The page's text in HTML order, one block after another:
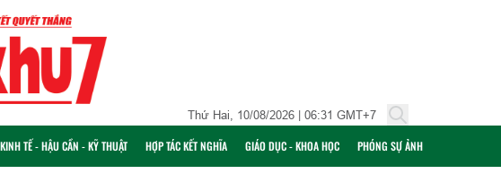
Thứ Hai, 10/08/2026 | 06:31 GMT+7
KINH TẾ - HẬU CẦN - KỸ THUẬT HỢP TÁC KẾT NGHĨA GIÁO DỤC - KHOA HỌC PHÓNG SỰ ẢNH